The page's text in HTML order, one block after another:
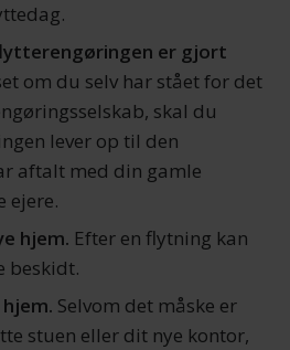
er gjort
om du selv har stået for det
skal du
lever op til den
aftalt med din gamle
ejere.
hjem. Efter en flytning kan
beskidt.
Selvom det måske er
stuen eller dit nye kontor,